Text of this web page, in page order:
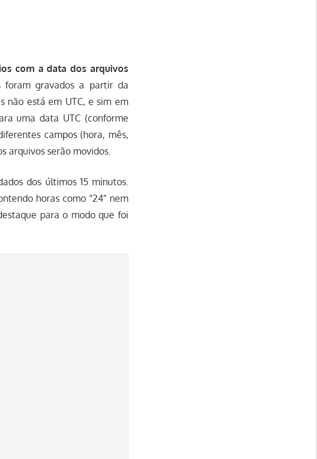
com a data dos arquivos
foram gravados a partir da
não está em UTC, e sim em
uma data UTC (conforme
campos (hora, mês,
arquivos serão movidos.
dos últimos 15 minutos.
horas como “24” nem
para o modo que foi